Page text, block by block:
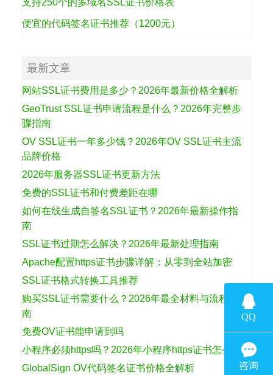
便宜的代码签名证书推荐（1200元）
最新文章
网站SSL证书费用是多少？2026年最新价格全解析
GeoTrust SSL证书申请流程是什么？2026年完整步
骤指南
OV SSL证书一年多少钱？2026年OV SSL证书主流
品牌价格
2026年服务器SSL证书更新方法
免费的SSL证书和付费差距在哪
如何在线生成自签名SSL证书？2026年最新操作指
南
SSL证书过期怎么解决？2026年最新处理指南
Apache配置https证书步骤详解：从零到全站加密
SSL证书格式转换工具推荐
购买SSL证书需要什么？2026年最全材料与流程指
南
免费OV证书能申请到吗
小程序必须https吗？2026年小程序https证书怎么选
GlobalSign OV代码签名证书价格全解析